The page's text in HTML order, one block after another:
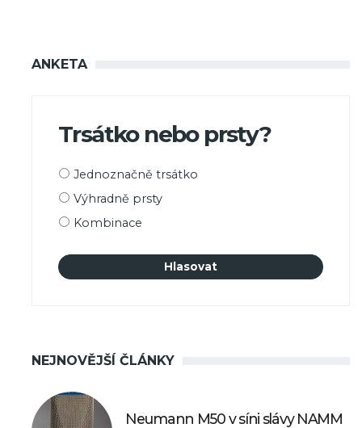
ANKETA
Trsátko nebo prsty?
Možnosti
Jednoznačně trsátko
Výhradně prsty
Kombinace
NEJNOVĚJŠÍ ČLÁNKY
Neumann M50 v síni slávy NAMM